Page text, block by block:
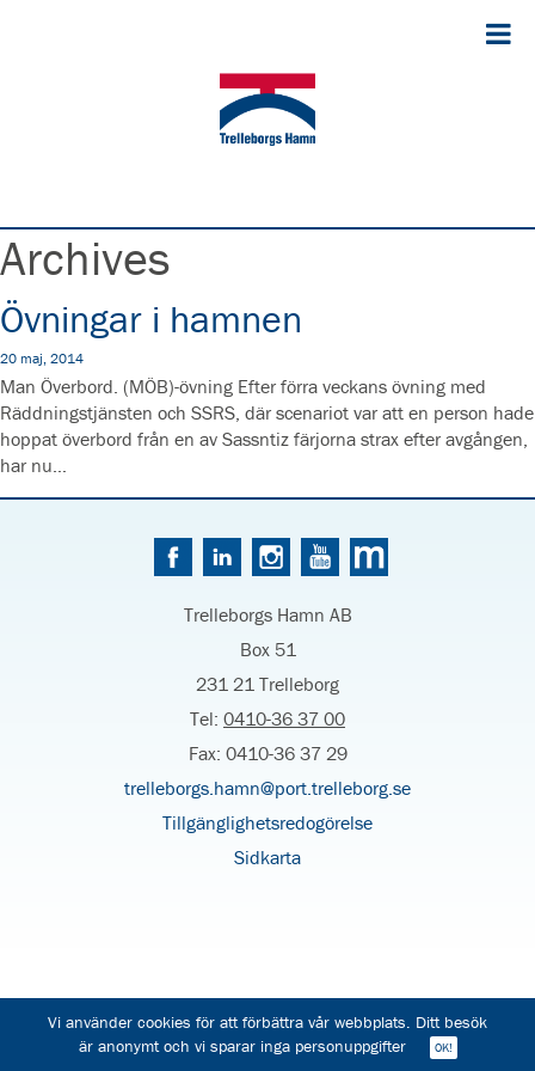
Archives
Övningar i hamnen
20 maj, 2014
Man Överbord. (MÖB)-övning Efter förra veckans övning med
Räddningstjänsten och SSRS, där scenariot var att en person hade
hoppat överbord från en av Sassntiz färjorna strax efter avgången,
har nu…
Trelleborgs Hamn AB
Box 51
231 21 Trelleborg
Tel: 0410-36 37 00
Fax: 0410-36 37 29
trelleborgs.hamn@port.trelleborg.se
Tillgänglighetsredogörelse
Sidkarta
Vi använder cookies för att förbättra vår webbplats. Ditt besök
är anonymt och vi sparar inga personuppgifter